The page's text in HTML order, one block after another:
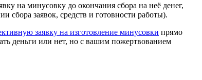
на минусовку до окончания сбора на неё денег,
сбора заявок, средств и готовности работы).
заявку на изготовление минусовки прямо
деньги или нет, но с вашим пожертвованием